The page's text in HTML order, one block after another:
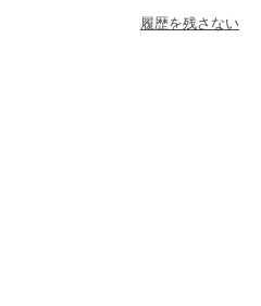
履歴を残さない